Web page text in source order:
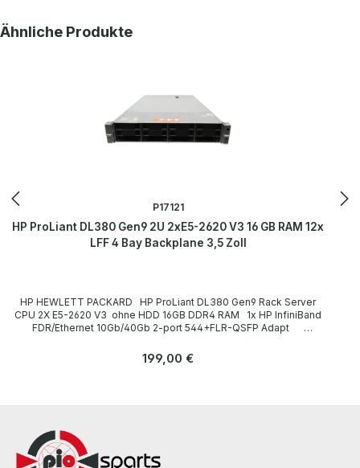
Produktgalerie überspringen
Ähnliche Produkte
P17121
HP ProLiant DL380 Gen9 2U 2xE5-2620 V3 16 GB RAM 12x
LFF 4 Bay Backplane 3,5 Zoll
CPU 2X E5-2620 V3 ohne HDD 16GB DDR4 RAM 1x HP InfiniBand
FDR/Ethernet 10Gb/40Gb 2-port 544+FLR-QSFP Adapt
front / frontseitig: 12 x 3,5 Zoll (1x 4Bay Backplane) CPU / Prozessor
Festplatten ohne HDD CD-/DVD-ROM Laufwerk none / ohne
2x PCIe 3.0 x8 (via Riser Card) 3x PCIe 3.0 x16 (via Riser Card)
Ethernet connections / Anschlüsse Embedded 4x 1GbE Network
Adapter (RJ-45) 1x iLO 4 connector (RJ-45) Storage Controller
Regulärer Preis:
199,00 €